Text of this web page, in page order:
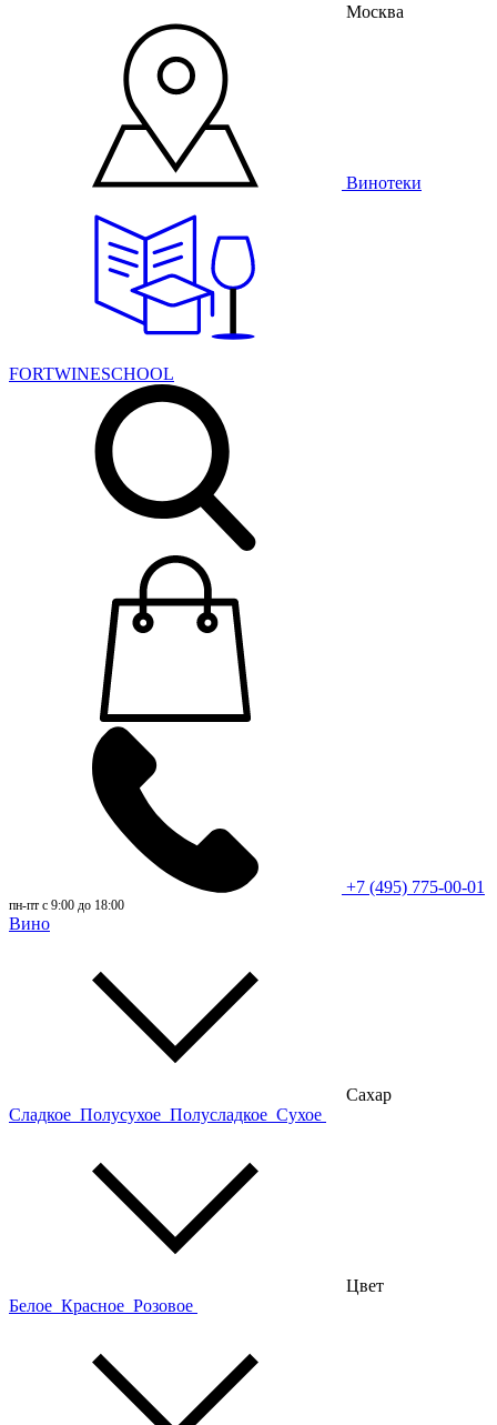
Москва
Винотеки
FORTWINESCHOOL
+7 (495) 775-00-01
пн-пт с 9:00 до 18:00
Вино
Сахар
Сладкое Полусухое Полусладкое Сухое
Цвет
Белое Красное Розовое